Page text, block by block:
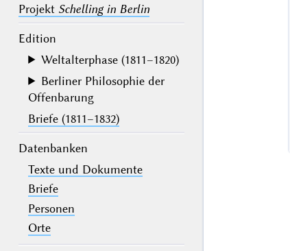
Projekt Schelling in Berlin
Edition
Weltalterphase (1811–1820)
Berliner Philosophie der
Offenbarung
Briefe (1811–1832)
Datenbanken
Texte und Dokumente
Briefe
Personen
Orte